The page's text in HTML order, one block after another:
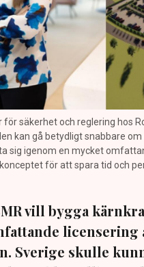
för säkerhet och reglering hos
kan gå betydligt snabbare
sig igenom en mycket
för att spara tid och
vill bygga
licensering
Sverige skulle